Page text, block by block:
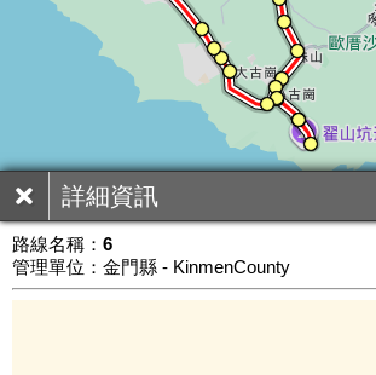
詳細資訊
路線名稱： 6
管理單位：金門縣 - KinmenCounty